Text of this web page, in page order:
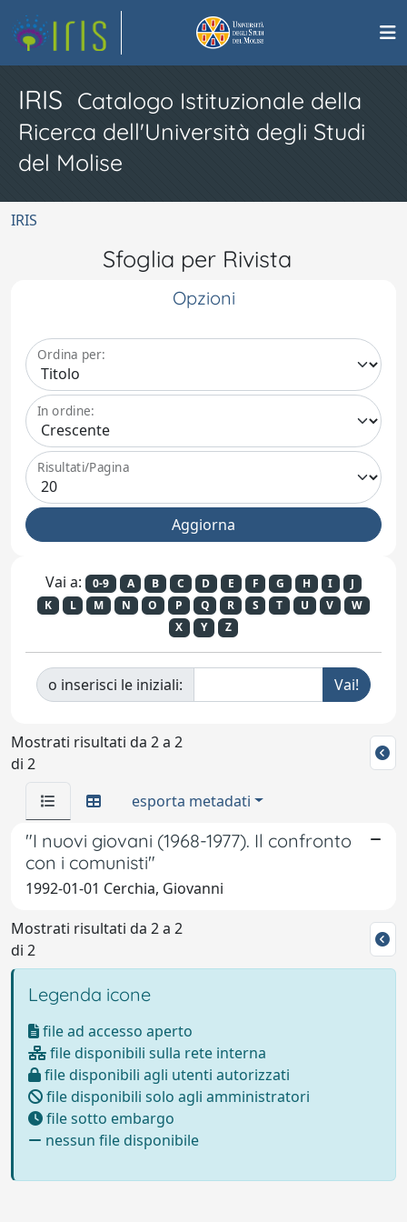
IRIS Catalogo Istituzionale della
Ricerca dell'Università degli Studi
del Molise
IRIS
Sfoglia per Rivista
Opzioni
Ordina per:
In ordine:
Risultati/Pagina
Vai a: 0-9 A B C D E F G H I
J
K
L M N O P Q R S T U V
W
X
Y Z
o inserisci le iniziali:
Mostrati risultati da 2 a 2
di 2
esporta metadati
"I nuovi giovani (1968-1977). Il confronto
con i comunisti"
1992-01-01 Cerchia, Giovanni
Mostrati risultati da 2 a 2
di 2
Legenda icone
file ad accesso aperto
file disponibili sulla rete interna
file disponibili agli utenti autorizzati
file disponibili solo agli amministratori
file sotto embargo
nessun file disponibile